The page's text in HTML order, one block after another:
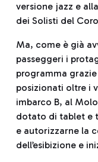
versione jazz e
dei Solisti del
Ma, come è già
passeggeri i
programma
posizionati oltre i
imbarco B, al
dotato di tablet e
e autorizzarne la
dell’esibizione e